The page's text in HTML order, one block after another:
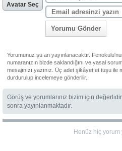
Avatar Seç
Yorumu Gönder
Yorumunuz şu an yayınlanacaktır.
numaranızın bizde saklandığını ve yasal
mesajınızı yazınız. Üç adet şikâyet et tuşu ile
durdurulup incelemeye gönderilir.
Görüş ve yorumlarınız bizim için
sonra yayınlanmaktadır.
Henüz hiç yorum